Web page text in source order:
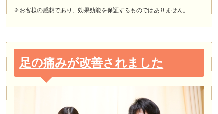
※お客様の感想であり、効果効能を保証するものではありません。
足の痛みが改善されました